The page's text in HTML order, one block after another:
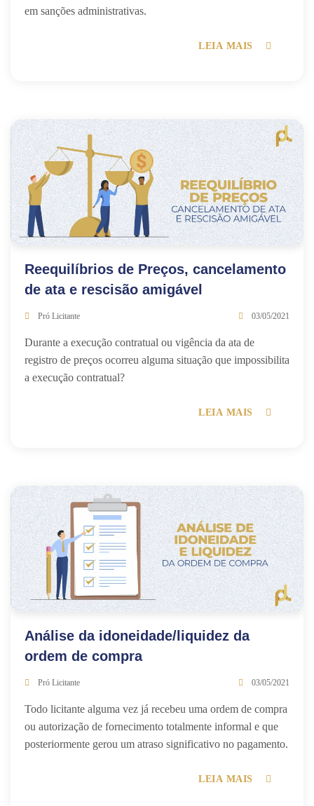
em sanções administrativas.
LEIA MAIS
Reequilíbrios de Preços, cancelamento
de ata e rescisão amigável
Pró Licitante 03/05/2021
Durante a execução contratual ou vigência da ata de
registro de preços ocorreu alguma situação que impossibilita
a execução contratual?
LEIA MAIS
Análise da idoneidade/liquidez da
ordem de compra
Pró Licitante 03/05/2021
Todo licitante alguma vez já recebeu uma ordem de compra
ou autorização de fornecimento totalmente informal e que
posteriormente gerou um atraso significativo no pagamento.
LEIA MAIS